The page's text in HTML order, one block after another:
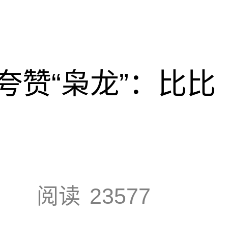
赞“枭龙”：比比
阅读 23577